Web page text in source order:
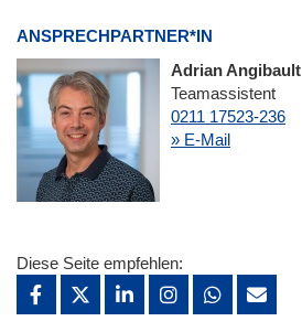
ANSPRECHPARTNER*IN
Adrian Angibault
Teamassistent
0211 17523-236
» E-Mail
Diese Seite empfehlen: